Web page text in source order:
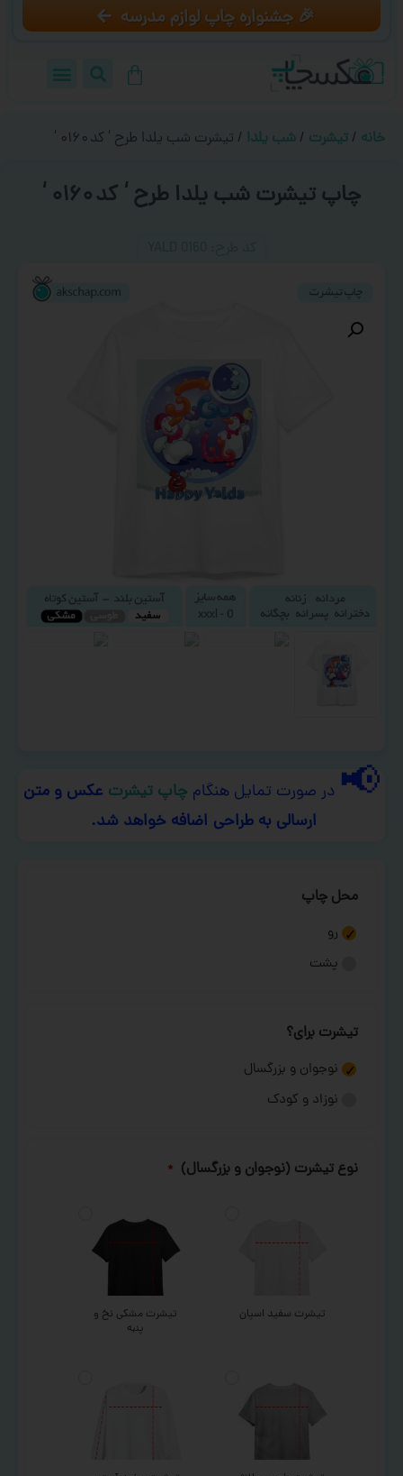
🎉 جشنواره چاپ لوازم مدرسه
خانه / تیشرت / شب یلدا / تیشرت شب یلدا طرح ‘ کد ۰۱۶۰ ‘
چاپ تیشرت شب یلدا طرح ‘ کد ۰۱۶۰ ‘
📢 در صورت تمایل هنگام چاپ تیشرت عکس و متن
ارسالی به طراحی اضافه خواهد شد.
محل چاپ
رو
پشت
تیشرت برای؟
نوجوان و بزرگسال
نوزاد و کودک
نوع تیشرت (نوجوان و بزرگسال) *
تیشرت سفید اسپان
تیشرت مشکی نخ و
پنبه